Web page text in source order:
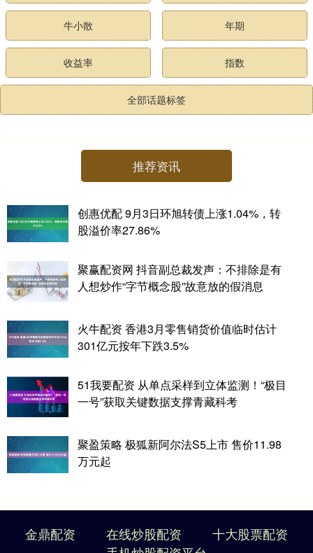
牛小散 年期
收益率 指数
全部话题标签
推荐资讯
创惠优配 9月3日环旭转债上涨1.04%，转
股溢价率27.86%
聚赢配资网 抖音副总裁发声：不排除是有
人想炒作“字节概念股”故意放的假消息
火牛配资 香港3月零售销货价值临时估计
301亿元按年下跌3.5%
51我要配资 从单点采样到立体监测！“极目
一号”获取关键数据支撑青藏科考
聚盈策略 极狐新阿尔法S5上市 售价11.98
万元起
金鼎配资 在线炒股配资
十大股票配资